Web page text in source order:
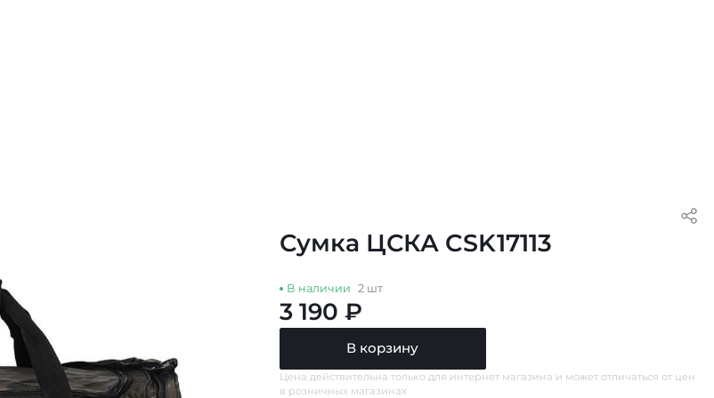
Сумка ЦСКА CSK17113
В наличии 2 шт
3 190 ₽
В корзину
Цена действительна только для интернет магазина и может отличаться от цен
в розничных магазинах